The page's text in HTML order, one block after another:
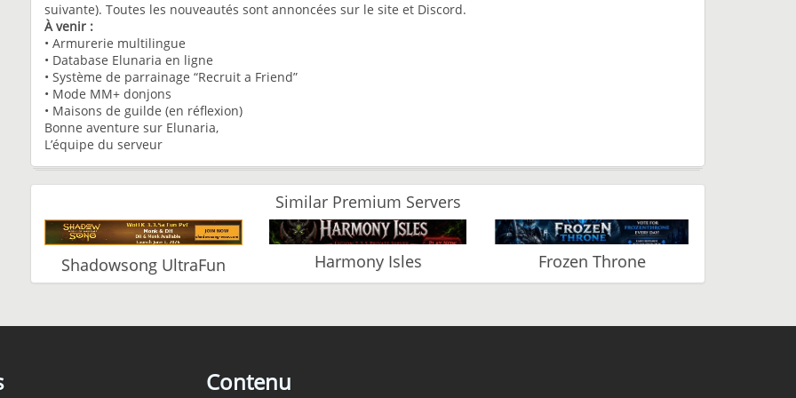
suivante). Toutes les nouveautés sont annoncées sur le site et Discord.
À venir :
• Armurerie multilingue
• Database Elunaria en ligne
• Système de parrainage “Recruit a Friend”
• Mode MM+ donjons
• Maisons de guilde (en réflexion)
Bonne aventure sur Elunaria,
L’équipe du serveur
Similar Premium Servers
Shadowsong UltraFun Harmony Isles Frozen Throne
Contenu